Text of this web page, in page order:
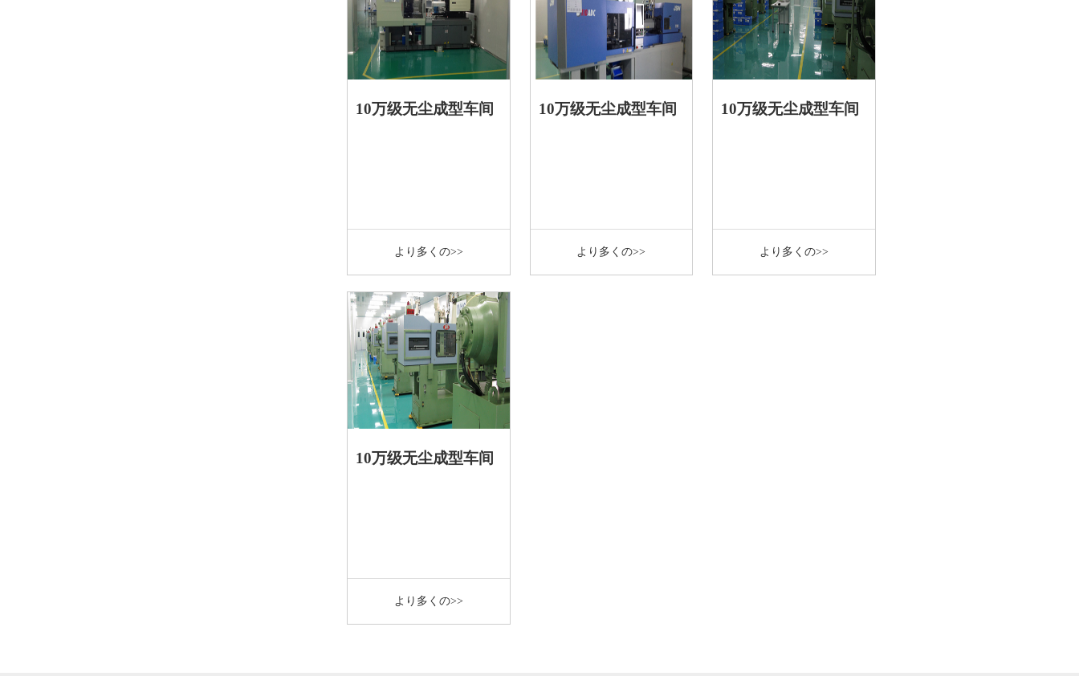
10万级无尘成型车间
より多くの>>
10万级无尘成型车间
より多くの>>
10万级无尘成型车间
より多くの>>
10万级无尘成型车间
より多くの>>